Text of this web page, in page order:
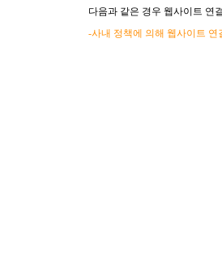
다음과 같은 경우 웹사이트 연
-사내 정책에 의해 웹사이트